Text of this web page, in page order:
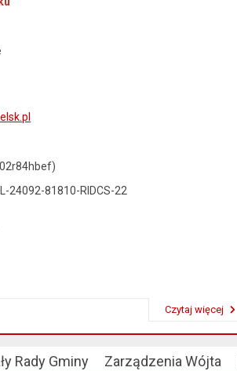
24092-81810-RIDCS-22
Czytaj więcej
Rady Gminy Zarządzenia Wójta